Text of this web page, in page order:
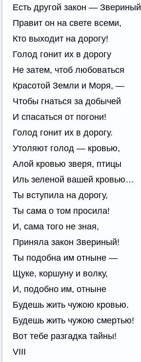
Есть другой закон — Звериный
Правит он на свете всеми,
Кто выходит на дорогу!
Голод гонит их в дорогу
Не затем, чтоб любоваться
Красотой Земли и Моря, —
Чтобы гнаться за добычей
И спасаться от погони!
Голод гонит их в дорогу.
Утоляют голод — кровью,
Алой кровью зверя, птицы
Иль зеленой вашей кровью…
Ты вступила на дорогу,
Ты сама о том просила!
И, сама того не зная,
Приняла закон Звериный!
Ты подобна им отныне —
Щуке, коршуну и волку,
И, подобно им, отныне
Будешь жить чужою кровью.
Будешь жить чужою смертью!
Вот тебе разгадка тайны!
VIII